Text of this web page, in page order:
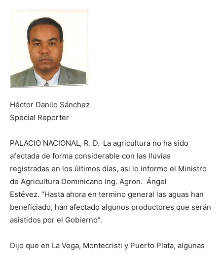
Héctor Danilo Sánchez
Special Reporter
PALACIO NACIONAL, R. D.-La agricultura no ha sido
afectada de forma considerable con las lluvias
registradas en los últimos días, asi lo informo el Ministro
de Agricultura Dominicano Ing. Agron. Ángel
Estévez. “Hasta ahora en termino general las aguas han
beneficiado, han afectado algunos productores que serán
asistidos por el Gobierno”.
Dijo que en La Vega, Montecristi y Puerto Plata, algunas